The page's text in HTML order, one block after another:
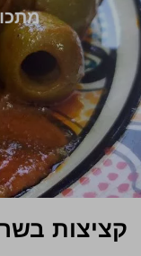
קציצות